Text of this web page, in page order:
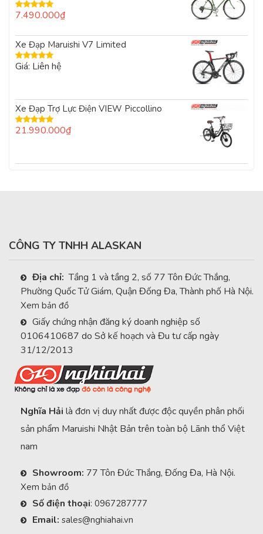
Được xếp
7.490.000₫
Xe Đạp Maruishi V7 Limited
Được xếp
Giá: Liên hệ
Xe Đạp Trợ Lực Điện VIEW Piccollino
Được xếp
21.990.000₫
CÔNG TY TNHH ALASKAN
Địa chỉ: Tầng 1 và tầng 2, số 77 Tôn Đức Thắng,
Phường Quốc Tử Giám, Quận Đống Đa, Thành phố Hà Nội.
Xem bản đồ
Giấy chứng nhận đăng ký doanh nghiệp số
0106410687 do Sở kế hoạch và Đu tư cấp ngày
31/12/2013
Nghĩa Hải là đơn vị duy nhất được độc quyền phân phối
sản phẩm Maruishi Nhật Bản trên toàn bộ Lãnh thổ Việt
nam
Showroom: 77 Tôn Đức Thắng, Đống Đa, Hà Nội.
Xem bản đồ
Số điện thoại: 0967287777
Email: sales@nghiahai.vn